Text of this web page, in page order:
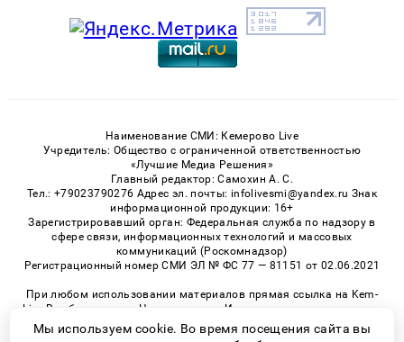
Наименование СМИ: Кемерово Live
Учредитель: Общество с ограниченной ответственностью
«Лучшие Медиа Решения»
Главный редактор: Самохин А. С.
Тел.: +79023790276 Адрес эл. почты: infolivesmi@yandex.ru Знак
информационной продукции: 16+
Зарегистрировавший орган: Федеральная служба по надзору в
сфере связи, информационных технологий и массовых
коммуникаций (Роскомнадзор)
Регистрационный номер СМИ ЭЛ № ФС 77 — 81151 от 02.06.2021
При любом использовании материалов прямая ссылка на Kem-
Live.Ru обязательна. Цитирование в Интернете возможно только
при наличии письменного разрешения.
Мы используем cookie. Во время посещения сайта вы